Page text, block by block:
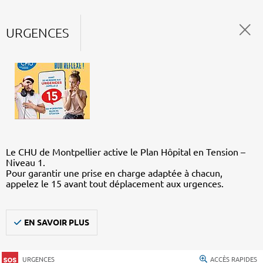
URGENCES
Le CHU de Montpellier active le Plan Hôpital en Tension –
Niveau 1.
Pour garantir une prise en charge adaptée à chacun,
appelez le 15 avant tout déplacement aux urgences.
EN SAVOIR PLUS
URGENCES ACCÈS RAPIDES